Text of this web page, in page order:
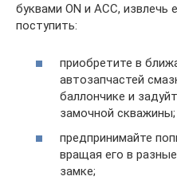
буквами ON и ACC,
поступить:
приобретите в
автозапчастей
баллончике и
замочной скважины;
предпринимайте
вращая его в
замке;